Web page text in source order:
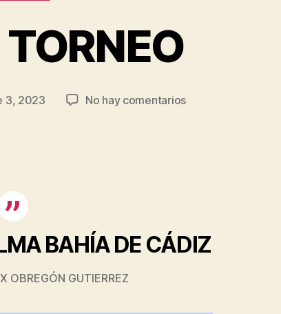
3, 2023 No hay comentariosen
BAHÍA DE CÁDIZ
OBREGÓN GUTIERREZ